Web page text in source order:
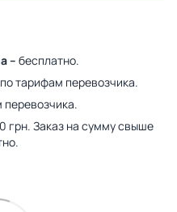
– бесплатно.
по тарифам перевозчика.
грн. Заказ на сумму свыше